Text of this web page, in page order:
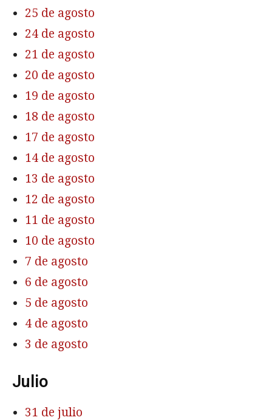
25 de agosto
24 de agosto
21 de agosto
20 de agosto
19 de agosto
18 de agosto
17 de agosto
14 de agosto
13 de agosto
12 de agosto
11 de agosto
10 de agosto
7 de agosto
6 de agosto
5 de agosto
4 de agosto
3 de agosto
Julio
31 de julio